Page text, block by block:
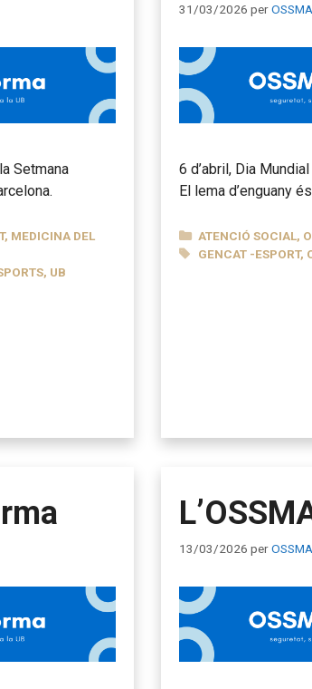
Setmana
, MEDICINA DEL
, UB
31/03/2026 perOSSMA
6 d’abril, Dia
El lema d’enguany
CATEGORIES
ATENCIÓ SOCIAL,
ETIQUETES
GENCAT -ESPORT,
13/03/2026 perOSSMA